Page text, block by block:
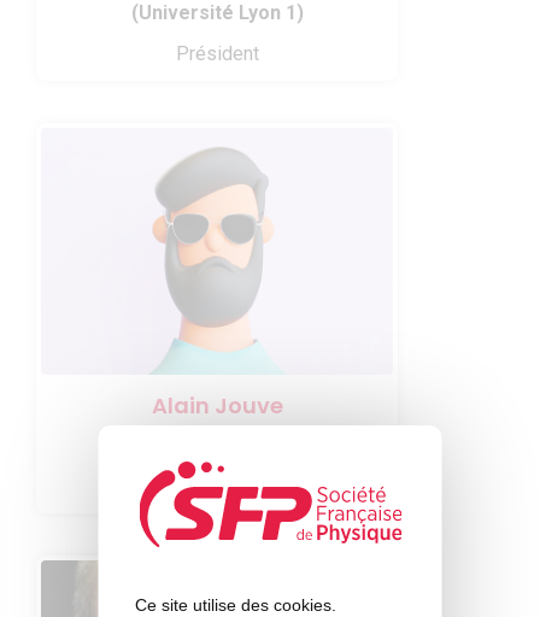
Ce site utilise des cookies.
(Université Lyon 1)
Président
Alain Jouve
Secrétaire